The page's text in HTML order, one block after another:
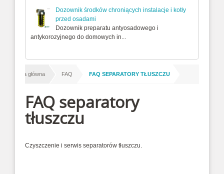
Dozownik środków chroniących instalacje i kotły
przed osadami
Dozownik preparatu antyosadowego i
antykorozyjnego do domowych in...
Strona główna FAQ FAQ SEPARATORY TŁUSZCZU
FAQ separatory
tłuszczu
Czyszczenie i serwis separatorów tłuszczu.